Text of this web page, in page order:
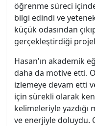
öğrenme süreci
bilgi edindi ve
küçük odasından
gerçekleştirdiği
Hasan'ın akademik
daha da motive etti.
izlemeye devam etti
için sürekli olarak
kelimeleriyle yazdığı
ve enerjiyle doluydu.